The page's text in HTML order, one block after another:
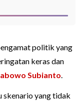
politik yang
keras dan
Subianto.
skenario yang tidak